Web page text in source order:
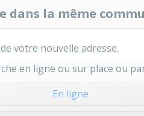
dans la même
votre nouvelle adresse.
en ligne ou sur place ou
En ligne